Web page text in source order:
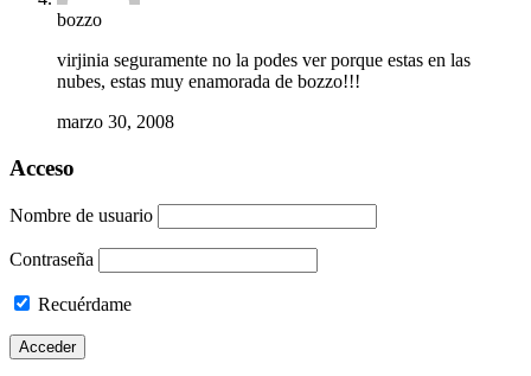
bozzo
virjinia seguramente no la podes ver porque estas en las
nubes, estas muy enamorada de bozzo!!!
marzo 30, 2008
Acceso
Nombre de usuario
Contraseña
Recuérdame